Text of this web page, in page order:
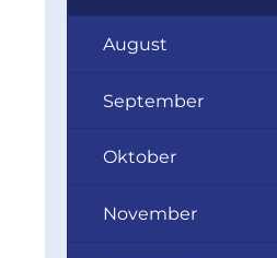
August
September
Oktober
November